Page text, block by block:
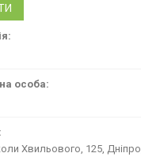
Хвильового, 125, Дніпро,